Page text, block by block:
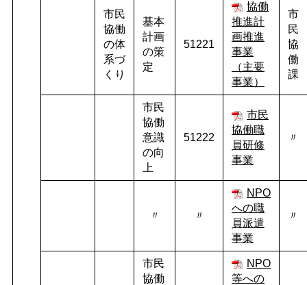
市民
協働
の体
系づ
くり
基本
計画
の策
定
51221
協働
推進計
画推進
事業
（主要
事業）
市
民
協
働
課
市民
協働
意識
の向
上
51222
市民
協働職
員研修
事業
〃
〃 〃
NPO
への職
員派遣
事業
〃
市民
協働
NPO
等への